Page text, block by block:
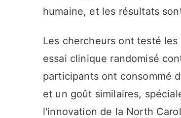
humaine, et les résultats
Les chercheurs ont testé
essai clinique randomisé
participants ont consommé
et un goût similaires,
l'innovation de la North